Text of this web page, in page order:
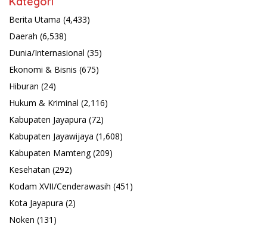
Berita Utama (4,433)
Daerah (6,538)
Dunia/Internasional (35)
Ekonomi & Bisnis (675)
Hiburan (24)
Hukum & Kriminal (2,116)
Kabupaten Jayapura (72)
Kabupaten Jayawijaya (1,608)
Kabupaten Mamteng(209)
Kesehatan (292)
Kodam XVII/Cenderawasih (451)
Kota Jayapura (2)
Noken (131)